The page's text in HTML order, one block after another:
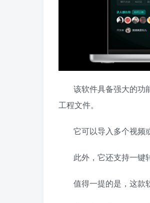
该软件具备强大的功
工程文件。
它可以导入多个视频
此外，它还支持一键
值得一提的是，这款